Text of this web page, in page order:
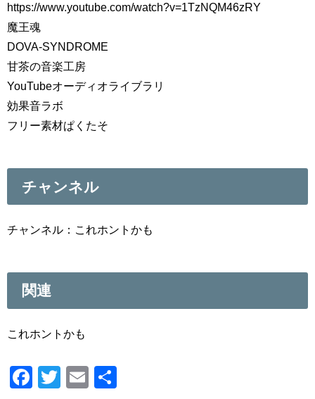
https://www.youtube.com/watch?v=1TzNQM46zRY
魔王魂
DOVA-SYNDROME
甘茶の音楽工房
YouTubeオーディオライブラリ
効果音ラボ
フリー素材ぱくたそ
チャンネル
チャンネル：これホントかも
関連
これホントかも
F
T
E